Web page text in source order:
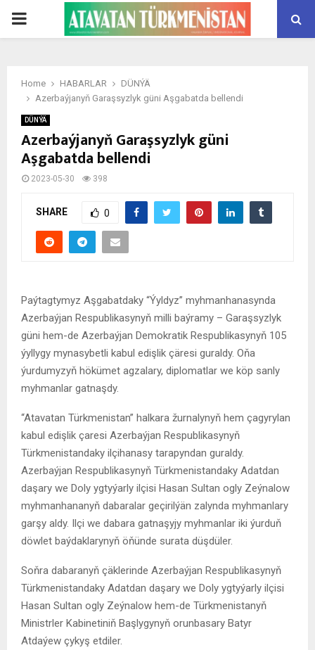
PRIMARY
Home HABARLAR
DÜNÝÄ
Azerbaýjanyň Garaşsyzlyk güni Aşgabatda bellendi
DÜNÝÄ
Azerbaýjanyň Garaşsyzlyk güni
Aşgabatda bellendi
2023-05-30 398
SHARE 0
Paýtagtymyz Aşgabatdaky “Ýyldyz” myhmanhanasynda
Azerbaýjan Respublikasynyň milli baýramy – Garaşsyzlyk
güni hem-de Azerbaýjan Demokratik Respublikasynyň 105
ýyllygy mynasybetli kabul edişlik çäresi guraldy. Oňa
ýurdumyzyň hökümet agzalary, diplomatlar we köp sanly
myhmanlar gatnaşdy.
“Atavatan Türkmenistan” halkara žurnalynyň hem çagyrylan
kabul edişlik çaresi Azerbaýjan Respublikasynyň
Türkmenistandaky ilçihanasy tarapyndan guraldy.
Azerbaýjan Respublikasynyň Türkmenistandaky Adatdan
daşary we Doly ygtyýarly ilçisi Hasan Sultan ogly Zeýnalow
myhmanhananyň dabaralar geçirilýän zalynda myhmanlary
garşy aldy. Ilçi we dabara gatnaşyjy myhmanlar iki ýurduň
döwlet baýdaklarynyň öňünde surata düşdüler.
Soňra dabaranyň çäklerinde Azerbaýjan Respublikasynyň
Türkmenistandaky Adatdan daşary we Doly ygtyýarly ilçisi
Hasan Sultan ogly Zeýnalow hem-de Türkmenistanyň
Ministrler Kabinetiniň Başlygynyň orunbasary Batyr
Atdaýew çykyş etdiler.